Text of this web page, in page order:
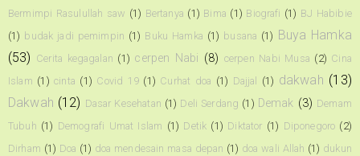
Bermimpi Rasulullah saw (1) Bertanya (1) Bima (1) Biografi (1) BJ Habibie
(1) budak jadi pemimpin (1) Buku Hamka (1) busana (1) Buya Hamka
(53) Cerita kegagalan (1) cerpen Nabi (8) cerpen Nabi Musa (2) Cina
Islam (1) cinta (1) Covid 19 (1) Curhat doa (1) Dajjal (1) dakwah (13)
Dakwah (12) Dasar Kesehatan (1) Deli Serdang (1) Demak (3) Demam
Tubuh (1) Demografi Umat Islam (1) Detik (1) Diktator (1) Diponegoro (2)
Dirham (1) Doa (1) doa mendesain masa depan (1) doa wali Allah (1) dukun